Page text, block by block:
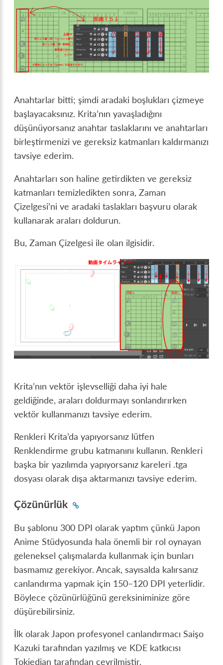
Anahtarlar bitti; şimdi aradaki boşlukları çizmeye
başlayacaksınız. Krita’nın yavaşladığını
düşünüyorsanız anahtar taslaklarını ve anahtarları
birleştirmenizi ve gereksiz katmanları kaldırmanızı
tavsiye ederim.
Anahtarları son haline getirdikten ve gereksiz
katmanları temizledikten sonra, Zaman
Çizelgesi’ni ve aradaki taslakları başvuru olarak
kullanarak araları doldurun.
Bu, Zaman Çizelgesi ile olan ilgisidir.
Krita’nın vektör işlevselliği daha iyi hale
geldiğinde, araları doldurmayı sonlandırırken
vektör kullanmanızı tavsiye ederim.
Renkleri Krita’da yapıyorsanız lütfen
Renklendirme grubu katmanını kullanın. Renkleri
başka bir yazılımda yapıyorsanız kareleri .tga
dosyası olarak dışa aktarmanızı tavsiye ederim.
Çözünürlük
Bu şablonu 300 DPI olarak yaptım çünkü Japon
Anime Stüdyosunda hala önemli bir rol oynayan
geleneksel çalışmalarda kullanmak için bunları
basmamız gerekiyor. Ancak, sayısalda kalırsanız
canlandırma yapmak için 150–120 DPI yeterlidir.
Böylece çözünürlüğünü gereksiniminize göre
düşürebilirsiniz.
İlk olarak Japon profesyonel canlandırmacı Saişo
Kazuki tarafından yazılmış ve KDE katkıcısı
Tokiedian tarafından çevrilmiştir.